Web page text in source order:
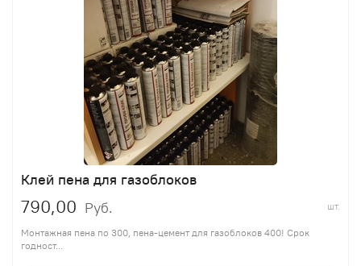
Клей пена для газоблоков
790,00 Руб. шт.
Монтажная пена по 300, пена-цемент для газоблоков 400! Срок
годност...